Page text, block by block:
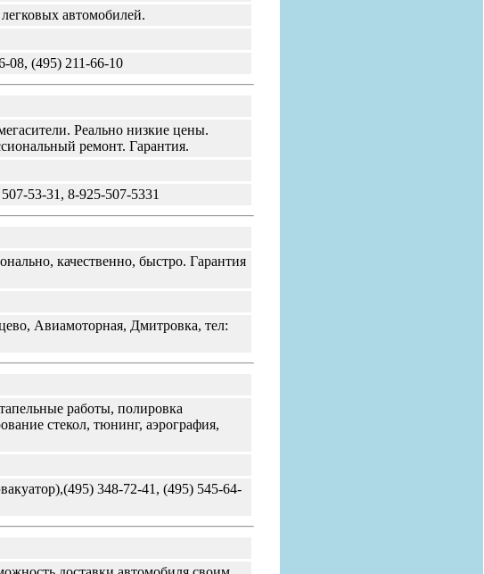
автомобилей.
08, (495) 211-66-10
Реально низкие цены.
ремонт. Гарантия.
53-31, 8-925-507-5331
качественно, быстро. Гарантия
Авиамоторная, Дмитровка, тел:
работы, полировка
стекол, тюнинг, аэрография,
348-72-41, (495) 545-64-